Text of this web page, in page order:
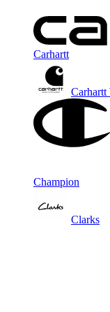
Carhartt
Carhartt
Champion
Clarks